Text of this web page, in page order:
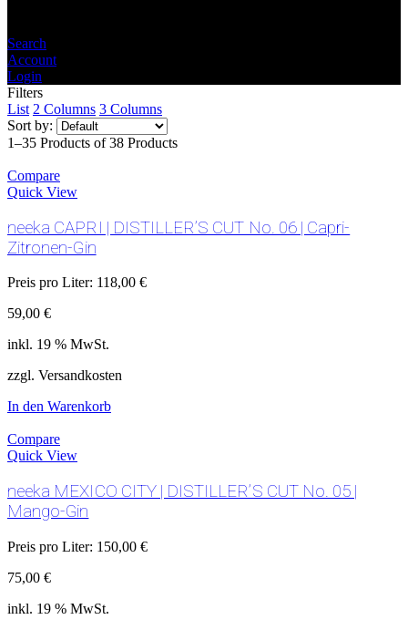
Search
Account
Login
Filters
List 2 Columns 3 Columns
Sort by:
1–35 Products of 38 Products
Compare
Quick View
neeka CAPRI | DISTILLER’S CUT No. 06 | Capri-
Zitronen-Gin
Preis pro Liter: 118,00 €
59,00 €
inkl. 19 % MwSt.
zzgl. Versandkosten
In den Warenkorb
Compare
Quick View
neeka MEXICO CITY | DISTILLER’S CUT No. 05 |
Mango-Gin
Preis pro Liter: 150,00 €
75,00 €
inkl. 19 % MwSt.